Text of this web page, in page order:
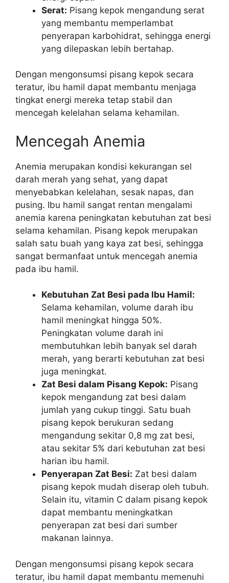
Serat: Pisang kepok mengandung serat
yang membantu memperlambat
penyerapan karbohidrat, sehingga energi
yang dilepaskan lebih bertahap.
Dengan mengonsumsi pisang kepok secara
teratur, ibu hamil dapat membantu menjaga
tingkat energi mereka tetap stabil dan
mencegah kelelahan selama kehamilan.
Mencegah Anemia
Anemia merupakan kondisi kekurangan sel
darah merah yang sehat, yang dapat
menyebabkan kelelahan, sesak napas, dan
pusing. Ibu hamil sangat rentan mengalami
anemia karena peningkatan kebutuhan zat besi
selama kehamilan. Pisang kepok merupakan
salah satu buah yang kaya zat besi, sehingga
sangat bermanfaat untuk mencegah anemia
pada ibu hamil.
Kebutuhan Zat Besi pada Ibu Hamil:
Selama kehamilan, volume darah ibu
hamil meningkat hingga 50%.
Peningkatan volume darah ini
membutuhkan lebih banyak sel darah
merah, yang berarti kebutuhan zat besi
juga meningkat.
Zat Besi dalam Pisang Kepok: Pisang
kepok mengandung zat besi dalam
jumlah yang cukup tinggi. Satu buah
pisang kepok berukuran sedang
mengandung sekitar 0,8 mg zat besi,
atau sekitar 5% dari kebutuhan zat besi
harian ibu hamil.
Penyerapan Zat Besi: Zat besi dalam
pisang kepok mudah diserap oleh tubuh.
Selain itu, vitamin C dalam pisang kepok
dapat membantu meningkatkan
penyerapan zat besi dari sumber
makanan lainnya.
Dengan mengonsumsi pisang kepok secara
teratur, ibu hamil dapat membantu memenuhi